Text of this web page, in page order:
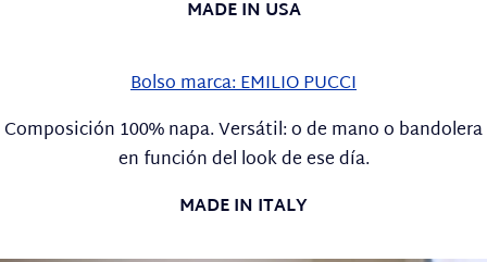
MADE IN USA
Bolso marca: EMILIO PUCCI
Composición 100% napa. Versátil: o de mano o bandolera
en función del look de ese día.
MADE IN ITALY